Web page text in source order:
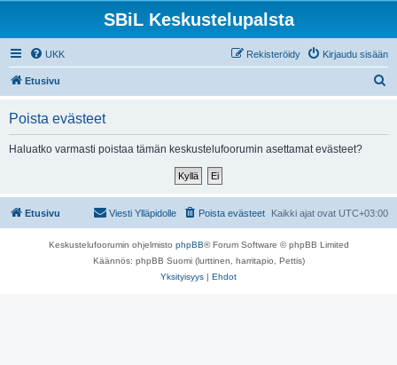
SBiL Keskustelupalsta
UKK Kirjaudu sisään
Rekisteröidy
Etusivu
Poista evästeet
Haluatko varmasti poistaa tämän keskustelufoorumin asettamat evästeet?
Etusivu Kaikki ajat ovat UTC+03:00
Poista evästeet
Viesti Ylläpidolle
Keskustelufoorumin ohjelmisto phpBB® Forum Software © phpBB Limited
Käännös: phpBB Suomi (lurttinen, harritapio, Pettis)
Yksityisyys | Ehdot